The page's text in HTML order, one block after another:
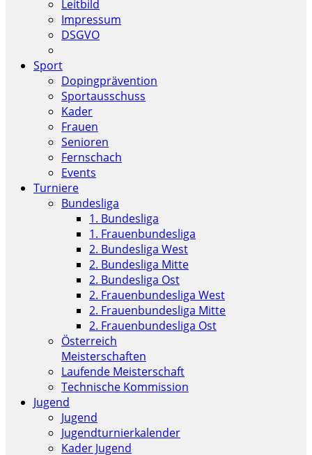
Leitbild
Impressum
DSGVO
Sport
Dopingprävention
Sportausschuss
Kader
Frauen
Senioren
Fernschach
Events
Turniere
Bundesliga
1. Bundesliga
1. Frauenbundesliga
2. Bundesliga West
2. Bundesliga Mitte
2. Bundesliga Ost
2. Frauenbundesliga West
2. Frauenbundesliga Mitte
2. Frauenbundesliga Ost
Österreich
Meisterschaften
Laufende Meisterschaft
Technische Kommission
Jugend
Jugend
Jugendturnierkalender
Kader Jugend